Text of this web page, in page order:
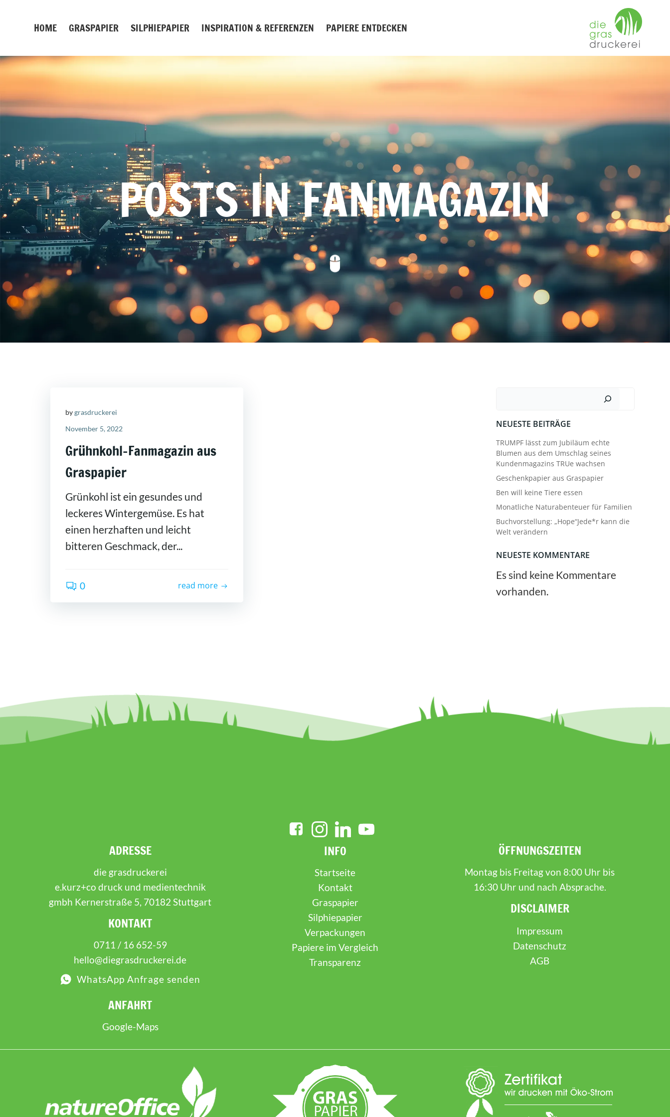
springenHOME GRASPAPIER SILPHIEPAPIER INSPIRATION & REFERENZEN PAPIERE ENTDECKEN
POSTS IN FANMAGAZIN
bygrasdruckerei
November 5, 2022
Grühnkohl-Fanmagazin aus
Graspapier
Grünkohl ist ein gesundes und
leckeres Wintergemüse. Es hat
einen herzhaften und leicht
bitteren Geschmack, der...
0 read more
NEUESTE BEITRÄGE
TRUMPF lässt zum Jubiläum echte
Blumen aus dem Umschlag seines
Kundenmagazins TRUe wachsen
Geschenkpapier aus Graspapier
Ben will keine Tiere essen
Monatliche Naturabenteuer für Familien
Buchvorstellung: „Hope“Jede*r kann die
Welt verändern
NEUESTE KOMMENTARE
Es sind keine Kommentare
vorhanden.
ADRESSE
die grasdruckerei
e.kurz+co druck und medientechnik
gmbh Kernerstraße 5, 70182 Stuttgart
KONTAKT
0711 / 16 652-59
hello@diegrasdruckerei.de
WhatsApp Anfrage senden
ANFAHRT
Google-Maps
INFO
Startseite
Kontakt
Graspapier
Silphiepapier
Verpackungen
Papiere im Vergleich
Transparenz
ÖFFNUNGSZEITEN
Montag bis Freitag von 8:00 Uhr bis
16:30 Uhr und nach Absprache.
DISCLAIMER
Impressum
Datenschutz
AGB